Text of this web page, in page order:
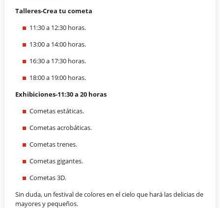
Talleres-Crea tu cometa
11:30 a 12:30 horas.
13:00 a 14:00 horas.
16:30 a 17:30 horas.
18:00 a 19:00 horas.
Exhibiciones-11:30 a 20 horas
Cometas estáticas.
Cometas acrobáticas.
Cometas trenes.
Cometas gigantes.
Cometas 3D.
Sin duda, un festival de colores en el cielo que hará las delicias de
mayores y pequeños.